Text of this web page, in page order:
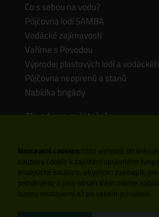
Co s sebou na vodu?
Půjčovna lodí SAMBA
Vodácké zajímavosti
Vaříme s Povodou
Výprodej plastových lodí a
Půjčovna neoprenů a stanů
Nabídka brigády
Zájezdy pro začátečníky
Cookies
Nastavení cookies: tato webová stránka
soubory cookie k zajištění správného
analytické soubory, abychom pochopili,
pohybujete a jaký obsah Vám máme
budou nastaveny až po vašem schválení.